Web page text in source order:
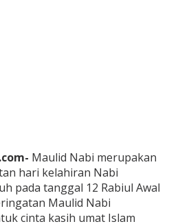
Maulid Nabi merupakan
hari kelahiran Nabi
pada tanggal 12 Rabiul Awal
Maulid Nabi
cinta kasih umat Islam